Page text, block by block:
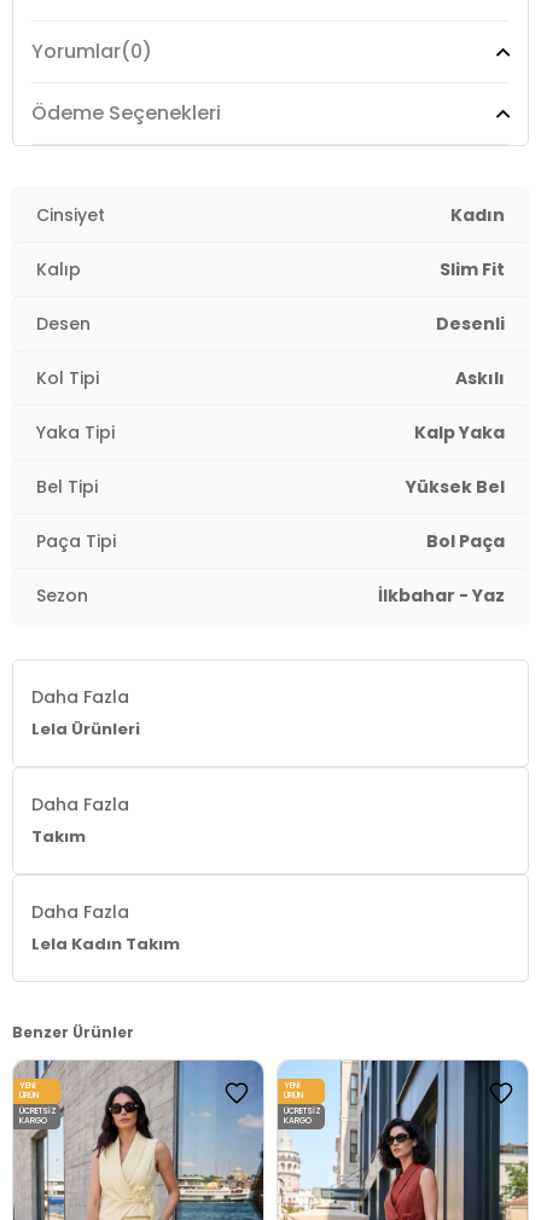
Yaş Grubu: Yetişkin
Detaylar:
Büzgülü
2DY5866120.112
Model:Takım
Giyim Tarzı:Günlük/Casual
Mevsim:
Yaka Tipi:
Kol Tipi:
Kumaş Tipi:
Bel:Yüksek Bel
Boy:Standart
Paça Tipi:
Kalıp Bilgisi:
Menşei:Türkiye
2DY5866120.112
Yorumlar(0)
Ödeme Seçenekleri
Cinsiyet Kadın
Kalıp Slim Fit
Desen Desenli
Kol Tipi Askılı
Yaka Tipi Kalp Yaka
Bel Tipi Yüksek Bel
Paça Tipi Bol Paça
Sezon İlkbahar - Yaz
Daha Fazla
Lela Ürünleri
Daha Fazla
Takım
Daha Fazla
Lela Kadın Takım
Benzer Ürünler
YENI
ÜRÜN
ÜCRETSIZ
KARGO
YENI
ÜRÜN
ÜCRETSIZ
KARGO